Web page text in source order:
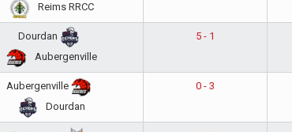
Reims RRCC
Dourdan
Aubergenville
5 - 1
Aubergenville
Dourdan
0 - 3